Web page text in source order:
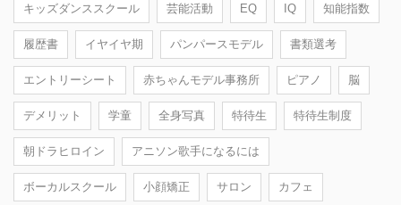
キッズダンススクール 芸能活動 EQ IQ 知能指数
履歴書 イヤイヤ期 パンパースモデル 書類選考
エントリーシート 赤ちゃんモデル事務所 ピアノ 脳
デメリット 学童 全身写真 特待生 特待生制度
朝ドラヒロイン アニソン歌手になるには
ボーカルスクール 小顔矯正 サロン カフェ